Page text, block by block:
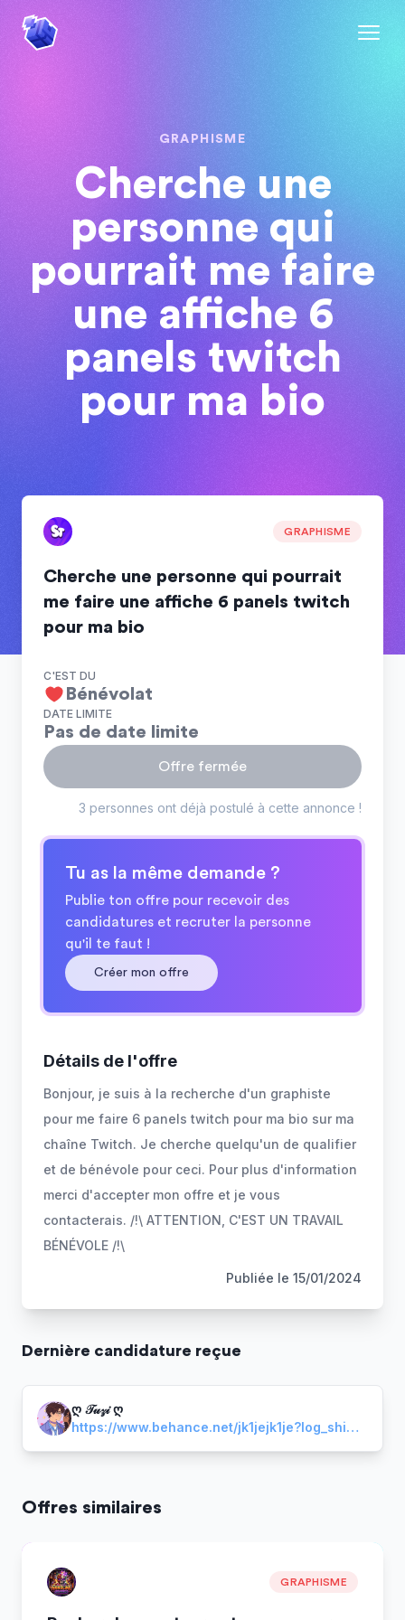
GRAPHISME
Cherche une
personne qui
pourrait me faire
une affiche 6
panels twitch
pour ma bio
GRAPHISME
Cherche une personne qui pourrait
me faire une affiche 6 panels twitch
pour ma bio
C'EST DU
Bénévolat
DATE LIMITE
Pas de date limite
Offre fermée
3 personnes ont déjà postulé à cette annonce !
Tu as la même demande ?
Publie ton offre pour recevoir des
candidatures et recruter la personne
qu'il te faut !
Créer mon offre
Détails de l'offre
Bonjour, je suis à la recherche d'un graphiste
pour me faire 6 panels twitch pour ma bio sur ma
chaîne Twitch. Je cherche quelqu'un de qualifier
et de bénévole pour ceci. Pour plus d'information
merci d'accepter mon offre et je vous
contacterais. /!\ ATTENTION, C'EST UN TRAVAIL
BÉNÉVOLE /!\
Publiée le 15/01/2024
Dernière candidature reçue
ღ 𝒯𝓊𝓏𝒾 ღ
https://www.behance.net/jk1jejk1je?log_shim_removal=1
Offres similaires
GRAPHISME